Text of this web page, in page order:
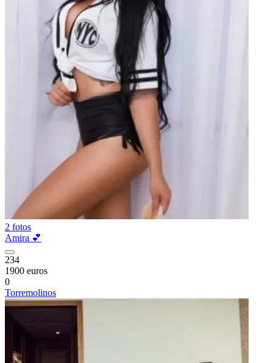
2 fotos
Amira 💕
234
1900 euros
0
Torremolinos